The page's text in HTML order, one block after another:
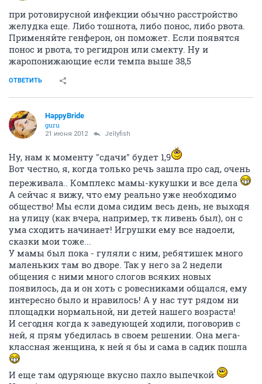
при ротовирусной инфекции обычно расстройство
желудка еще. Либо тошнота, либо понос, либо рвота.
Применяйте генферон, он поможет. Если появятся
понос и рвота, то регидрон или смекту. Ну и
жаропонижающие если темпа выше 38,5
ОТВЕТИТЬ
HappyBride
guru
21 июня 2012 Jellyfish
Ну, нам к моменту "сдачи" будет 1,9
Вот честно, я, когда только речь зашла про сад, очень
переживала.. Комплекс мамы-кукушки и все дела
А сейчас я вижу, что ему реально уже необходимо
общество! Мы если дома сидим весь день, не выходя
на улицу (как вчера, например, тк ливень был), он с
ума сходить начинает! Игрушки ему все надоели,
сказки мои тоже...
У мамы был пока - гуляли с ним, ребятишек много
маленьких там во дворе. Так у него за 2 недели
общения с ними много слогов всяких новых
появилось, да и он хоть с ровесниками общался, ему
интересно было и нравилось! А у нас тут рядом ни
площадки нормальной, ни детей нашего возраста!
И сегодня когда к заведующей ходили, поговорив с
ней, я прям убедилась в своем решении. Она мега-
классная женщина, к ней я бы и сама в садик пошла
И еще там одуряюще вкусно пахло выпечкой